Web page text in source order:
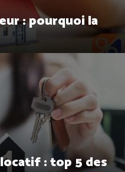
: pourquoi la
: top 5 des